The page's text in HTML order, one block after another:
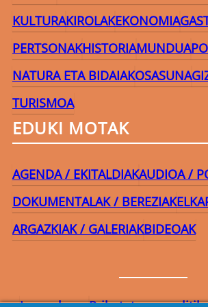
KULTURAKIROLAKEKONOMIA
PERTSONAKHISTORIAMUNDUA
NATURA ETA BIDAIAKOSASUNA
TURISMOA
EDUKI MOTAK
AGENDA / EKITALDIAKAUDIOA /
DOKUMENTALAK / BEREZIAK
ARGAZKIAK / GALERIAKBIDEOAK